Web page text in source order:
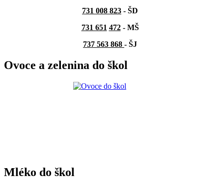
731 008 823 - ŠD
731 651 472- MŠ
737 563 868 - ŠJ
Ovoce a zelenina do škol
Mléko do škol